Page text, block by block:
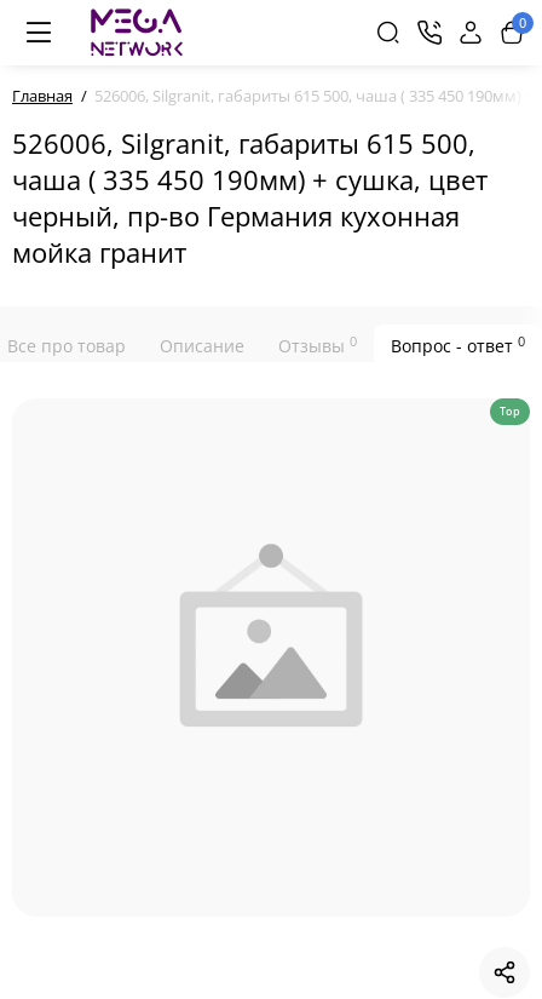
0
Главная 526006, Silgranit, габариты 615 500, чаша ( 335 450 190мм)
526006, Silgranit, габариты 615 500,
чаша ( 335 450 190мм) + сушка, цвет
черный, пр-во Германия кухонная
мойка гранит
Все про товар Описание Отзывы 0 Вопрос - ответ 0
Top